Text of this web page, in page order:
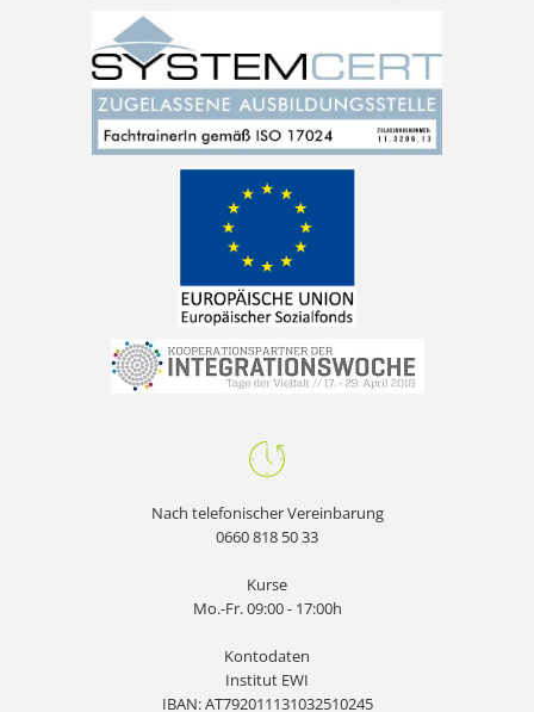
Nach telefonischer Vereinbarung
0660 818 50 33
Kurse
Mo.-Fr. 09:00 - 17:00h
Kontodaten
Institut EWI
IBAN: AT792011131032510245